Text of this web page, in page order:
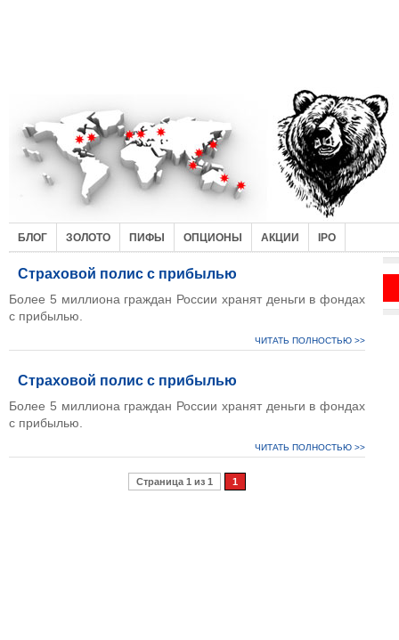
БЛОГ ЗОЛОТО ПИФЫ ОПЦИОНЫ АКЦИИ IPO
Страховой полис с прибылью
Более 5 миллиона граждан России хранят деньги в фондах
с прибылью.
ЧИТАТЬ ПОЛНОСТЬЮ >>
Страховой полис с прибылью
Более 5 миллиона граждан России хранят деньги в фондах
с прибылью.
ЧИТАТЬ ПОЛНОСТЬЮ >>
Страница 1 из 1 1